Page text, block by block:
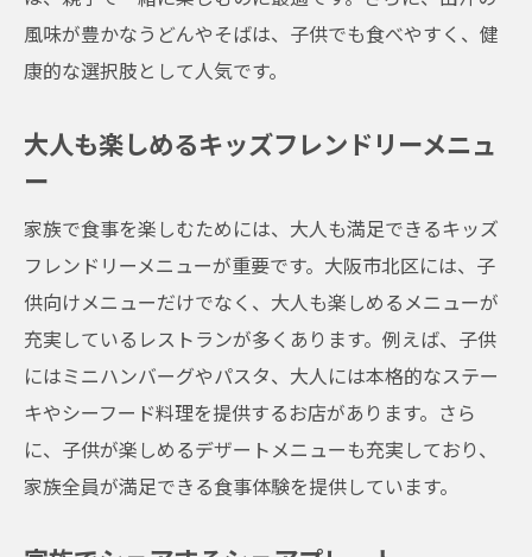
風味が豊かなうどんやそばは、子供でも食べやすく、健
康的な選択肢として人気です。
大人も楽しめるキッズフレンドリーメニュ
ー
家族で食事を楽しむためには、大人も満足できるキッズ
フレンドリーメニューが重要です。大阪市北区には、子
供向けメニューだけでなく、大人も楽しめるメニューが
充実しているレストランが多くあります。例えば、子供
にはミニハンバーグやパスタ、大人には本格的なステー
キやシーフード料理を提供するお店があります。さら
に、子供が楽しめるデザートメニューも充実しており、
家族全員が満足できる食事体験を提供しています。